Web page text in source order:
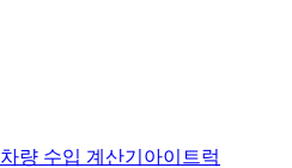
차량 수입 계산기 아이트럭